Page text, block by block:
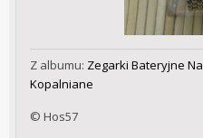
Z albumu: Zegarki Bateryjne
Kopalniane
© Hos57